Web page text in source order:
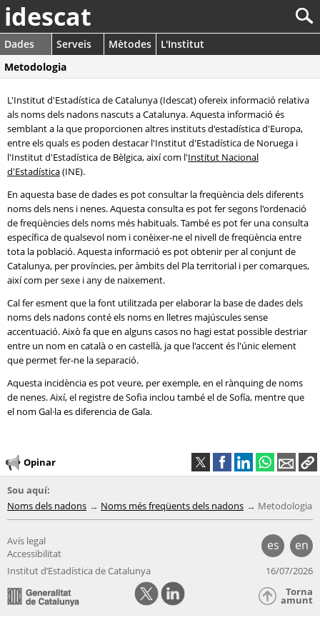
idescat
Dades Serveis Mètodes
L'Institut
Metodologia
L'Institut d'Estadística de Catalunya (Idescat) ofereix informació relativa
als noms dels nadons nascuts a Catalunya. Aquesta informació és
semblant a la que proporcionen altres instituts d'estadística d'Europa,
entre els quals es poden destacar l'Institut d'Estadística de Noruega i
l'Institut d'Estadística de Bèlgica, així com l'Institut Nacional
d'Estadística(INE).
En aquesta base de dades es pot consultar la freqüència dels diferents
noms dels nens i nenes. Aquesta consulta es pot fer segons l'ordenació
de freqüències dels noms més habituals. També es pot fer una consulta
específica de qualsevol nom i conèixer-ne el nivell de freqüència entre
tota la població. Aquesta informació es pot obtenir per al conjunt de
Catalunya, per províncies, per àmbits del Pla territorial i per comarques,
així com per sexe i any de naixement.
Cal fer esment que la font utilitzada per elaborar la base de dades dels
noms dels nadons conté els noms en lletres majúscules sense
accentuació. Això fa que en alguns casos no hagi estat possible destriar
entre un nom en català o en castellà, ja que l'accent és l'únic element
que permet fer-ne la separació.
Aquesta incidència es pot veure, per exemple, en el rànquing de noms
de nenes. Així, el registre de Sofia inclou també el de Sofía, mentre que
el nom Gal·la es diferencia de Gala.
Opinar
Sou aquí:
Noms dels nadons
Noms més freqüents dels nadons Metodologia
es en
Avís legal
Accessibilitat
Institut d’Estadística de Catalunya
16/07/2026
Torna
amunt